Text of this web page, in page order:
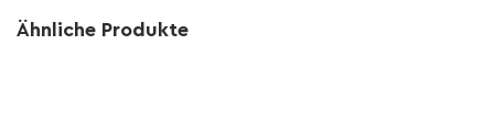
Ähnliche Produkte